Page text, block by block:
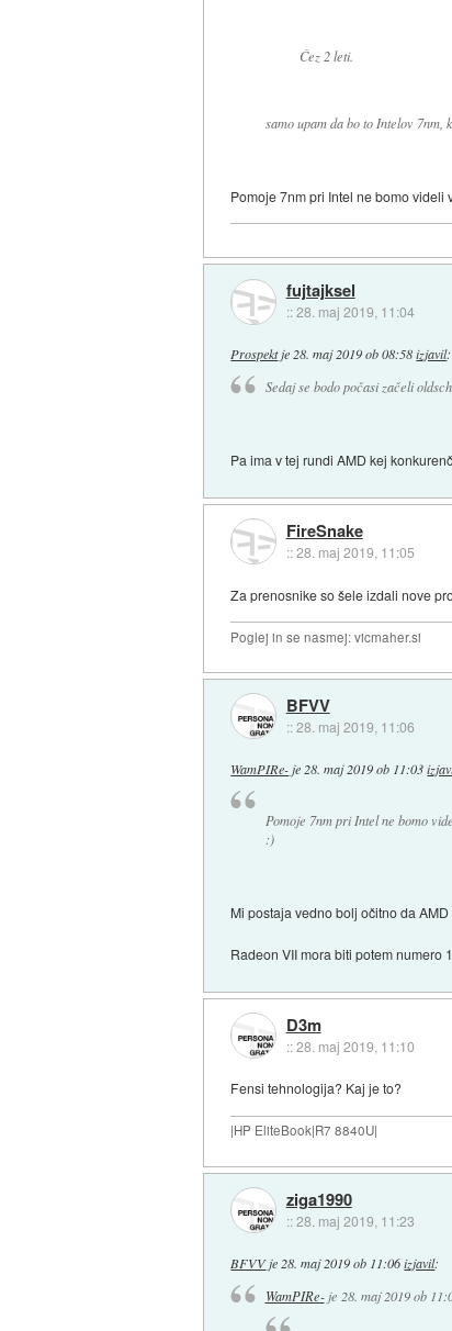
Čez 2 leti.
samo upam da bo to Intelov
Pomoje 7nm pri Intel ne bomo videli
fujtajksel
::28. maj 2019, 11:04
Prospektje 28. maj 2019 ob 08:58 izjavil:
Sedaj se bodo počasi začeli
Pa ima v tej rundi AMD kej
FireSnake
::28. maj 2019, 11:05
Za prenosnike so šele izdali nove
Poglej in se nasmej: vicmaher.si
BFVV
::28. maj 2019, 11:06
WamPIRe- je 28. maj 2019 ob 11:03
Pomoje 7nm pri Intel ne bomo
:)
Mi postaja vedno bolj očitno da
Radeon VII mora biti potem numero
D3m
::28. maj 2019, 11:10
Fensi tehnologija? Kaj je to?
|HP EliteBook|R7 8840U|
ziga1990
::28. maj 2019, 11:23
BFVVje 28. maj 2019 ob 11:06 izjavil:
WamPIRe-je 28. maj 2019 ob